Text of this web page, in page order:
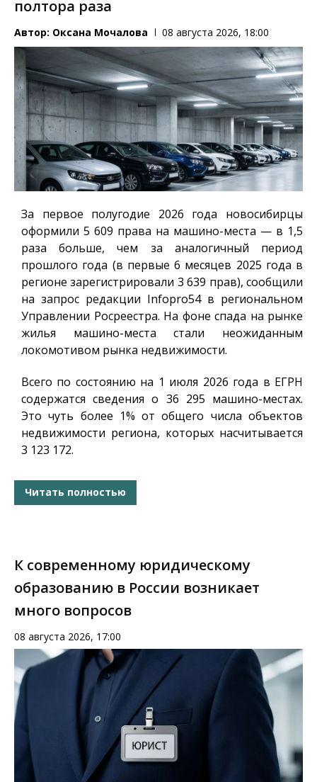
полтора раза
Автор: Оксана Мочалова 08 августа 2026, 18:00
За первое полугодие 2026 года новосибирцы
оформили 5 609 права на машино-места — в 1,5
раза больше, чем за аналогичный период
прошлого года (в первые 6 месяцев 2025 года в
регионе зарегистрировали 3 639 прав), сообщили
на запрос редакции Infopro54в региональном
Управлении Росреестра. На фоне спада на рынке
жилья машино-места стали неожиданным
локомотивом рынка недвижимости.
Всего по состоянию на 1 июля 2026 года в ЕГРН
содержатся сведения о 36 295 машино-местах.
Это чуть более 1% от общего числа объектов
недвижимости региона, которых насчитывается
3 123 172.
Читать полностью
К современному юридическому
образованию в России возникает
много вопросов
08 августа 2026, 17:00